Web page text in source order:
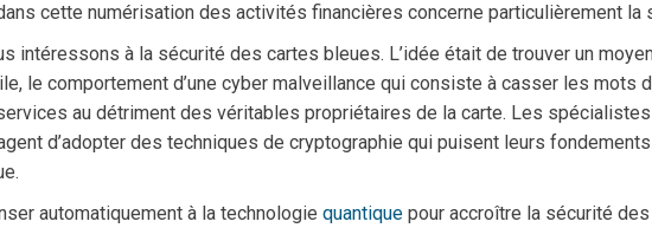
cette numérisation des activités financières concerne particulièrement la
intéressons à la sécurité des cartes bleues. L’idée était de trouver un
le comportement d’une cyber malveillance qui consiste à casser les mots
au détriment des véritables propriétaires de la carte. Les
d’adopter des techniques de cryptographie qui puisent leurs
automatiquement à la technologie quantique pour accroître la sécurité